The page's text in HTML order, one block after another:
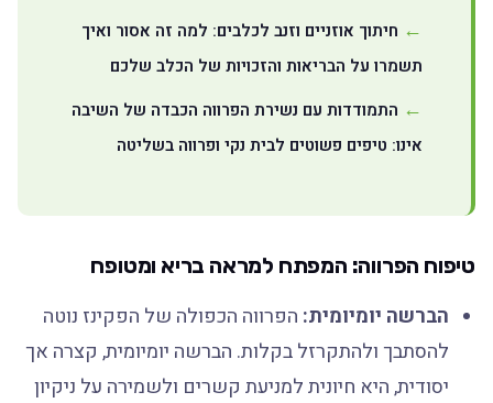
חיתוך אוזניים וזנב לכלבים: למה זה אסור ואיך
תשמרו על הבריאות והזכויות של הכלב שלכם
התמודדות עם נשירת הפרווה הכבדה של השיבה
אינו: טיפים פשוטים לבית נקי ופרווה בשליטה
טיפוח הפרווה: המפתח למראה בריא ומטופח
הברשה יומיומית:הפרווה הכפולה של הפקינז נוטה
להסתבך ולהתקרזל בקלות. הברשה יומיומית, קצרה אך
יסודית, היא חיונית למניעת קשרים ולשמירה על ניקיון